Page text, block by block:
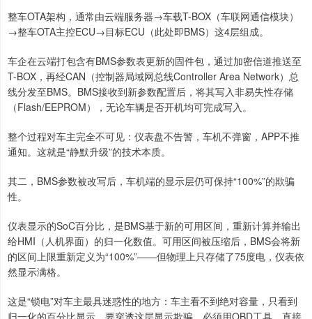
整车OTA架构，通常由云端服务器→车载T-BOX（车联网通信模块）
→整车OTA主控ECU→目标ECU（此处即BMS）这4层组成。
车企在云端打包含有BMS参数表更新的固件包，通过加密信道推送至
T-BOX，再经CAN（控制器局域网总线Controller Area Network）总
线分发至BMS。BMS接收到新参数配置后，将其写入非易失性存储
（Flash/EEPROM），无论车辆是否开机均可完成写入。
整个过程对车主完全不可见：仪表盘不告警，车机不弹窗，APP不推
通知。这就是“静默升级”的技术本质。
其二，BMS参数被改写后，车机端的显示层仍可保持“100%”的欺骗
性。
仪表显示的SoC百分比，是BMS基于新的可用区间，重新计算并输出
给HMI（人机界面）的归一化数值。可用区间被压缩后，BMS会将新
的区间上限重新定义为“100%”——但物理上只存储了75度电，仪表依
然显示满格。
这是“锁电”对车主最具迷惑性的地方：车主看不到绝对容量，只看到